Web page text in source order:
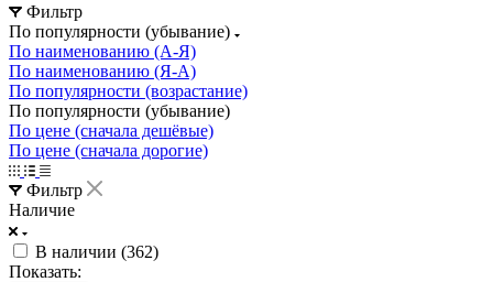
Фильтр
По популярности (убывание)
По наименованию (А-Я)
По наименованию (Я-А)
По популярности (возрастание)
По популярности (убывание)
По цене (сначала дешёвые)
По цене (сначала дорогие)
Фильтр
Наличие
В наличии (362)
Показать: